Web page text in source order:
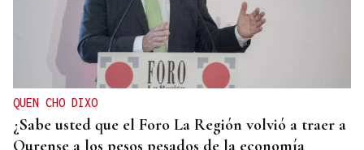
QUEN CHO DIXO
¿Sabe usted que el Foro La Región volvió a traer a